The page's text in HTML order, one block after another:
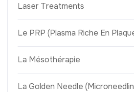
Laser Treatments
Le PRP (Plasma Riche En
La Mésothérapie
La Golden Needle